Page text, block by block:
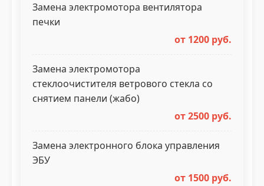
Замена электромотора вентилятора
печки
от 1200 руб.
Замена электромотора
стеклоочистителя ветрового стекла со
снятием панели (жабо)
от 2500 руб.
Замена электронного блока управления
ЭБУ
от 1500 руб.